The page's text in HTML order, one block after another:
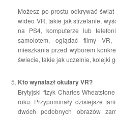
Możesz po prostu odkrywać
wideo VR, takie jak strzelanie,
na PS4, komputerze lub
samolotem, oglądać filmy
mieszkania przed wyborem
świecie, takie jak uczelnie, kolejki
Kto wynalazł okulary VR?
Brytyjski fizyk Charles
roku. Przypominały dzisiejsze
dwóch podobnych obrazów